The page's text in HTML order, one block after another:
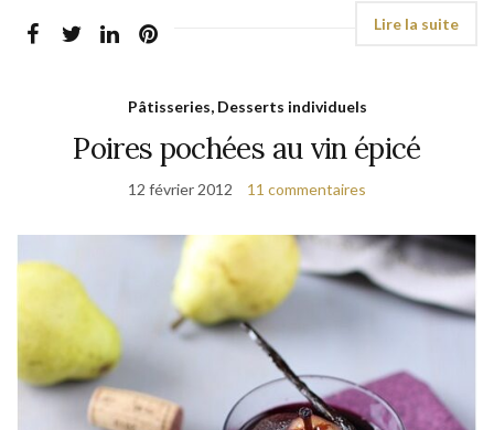
Pâtisseries, Desserts individuels
Poires pochées au vin épicé
12 février 2012 11 commentaires